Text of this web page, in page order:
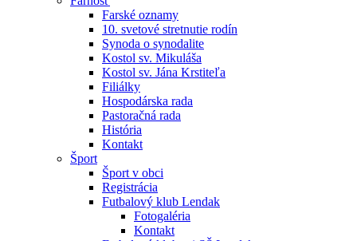
Farské oznamy
10. svetové stretnutie rodín
Synoda o synodalite
Kostol sv. Mikuláša
Kostol sv. Jána Krstiteľa
Filiálky
Hospodárska rada
Pastoračná rada
História
Kontakt
Šport
Šport v obci
Registrácia
Futbalový klub Lendak
Fotogaléria
Kontakt